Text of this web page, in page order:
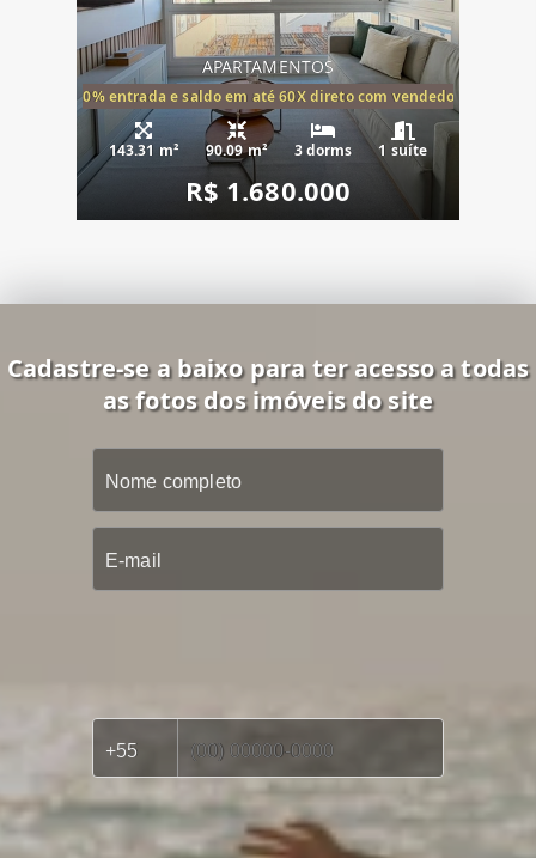
APARTAMENTOS
20% entrada e saldo em até 60X direto com vendedor
143.31 m² 90.09 m² 3 dorms 1 suíte
R$ 1.680.000
Cadastre-se a baixo para ter acesso a todas
as fotos dos imóveis do site